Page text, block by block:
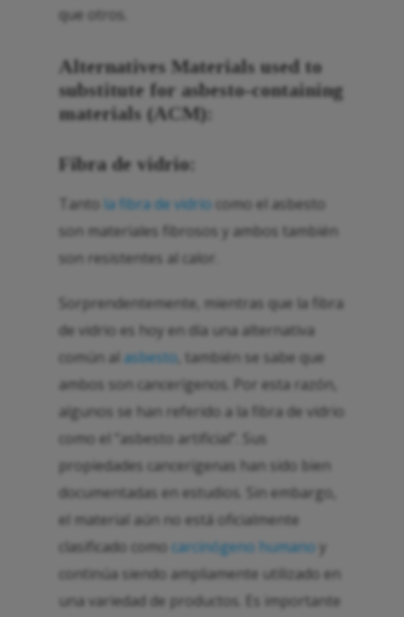
que otros.
Alternatives Materials used to
substitute for asbesto-containing
materials (ACM):
Fibra de vidrio:
Tanto la fibra de vidrio como el asbesto
son materiales fibrosos y ambos también
son resistentes al calor.
Sorprendentemente, mientras que la fibra
de vidrio es hoy en día una alternativa
común al asbesto , también se sabe que
ambos son cancerígenos. Por esta razón,
algunos se han referido a la fibra de vidrio
como el “asbesto artificial”. Sus
propiedades cancerígenas han sido bien
documentadas en estudios. Sin embargo,
el material aún no está oficialmente
clasificado como carcinógeno humano y
continúa siendo ampliamente utilizado en
una variedad de productos. Es importante